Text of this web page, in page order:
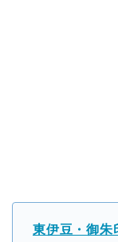
東伊豆・御